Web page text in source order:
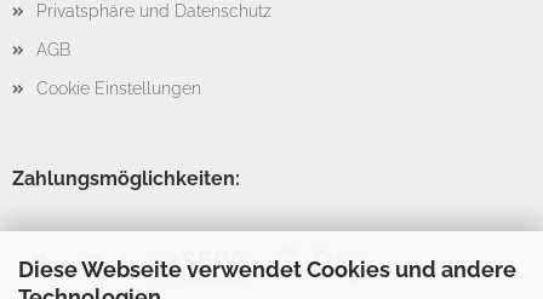
Diese Webseite verwendet Cookies und andere
Privatsphäre und Datenschutz
AGB
Cookie Einstellungen
Zahlungsmöglichkeiten: